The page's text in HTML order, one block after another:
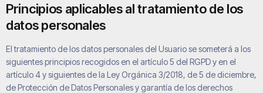
Principios aplicables al tratamiento de los
datos personales
El tratamiento de los datos personales del Usuario se someterá a los
siguientes principios recogidos en el artículo 5 del RGPD y en el
artículo 4 y siguientes de la Ley Orgánica 3/2018, de 5 de diciembre,
de Protección de Datos Personales y garantía de los derechos